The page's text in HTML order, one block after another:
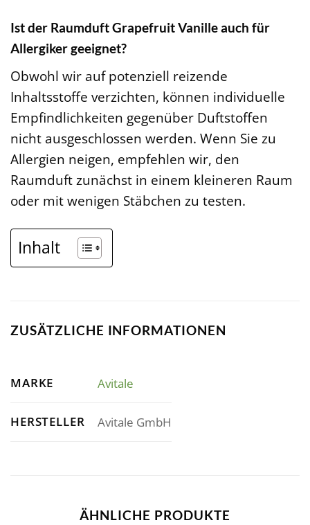
Ist der Raumduft Grapefruit Vanille auch für
Allergiker geeignet?
Obwohl wir auf potenziell reizende
Inhaltsstoffe verzichten, können individuelle
Empfindlichkeiten gegenüber Duftstoffen
nicht ausgeschlossen werden. Wenn Sie zu
Allergien neigen, empfehlen wir, den
Raumduft zunächst in einem kleineren Raum
oder mit wenigen Stäbchen zu testen.
Inhalt
ZUSÄTZLICHE INFORMATIONEN
MARKE Avitale
HERSTELLER Avitale GmbH
ÄHNLICHE PRODUKTE